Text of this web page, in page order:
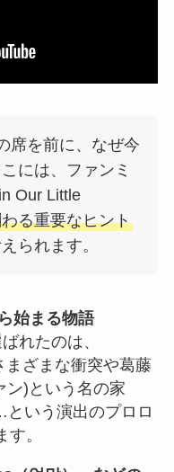
席を前に、なぜ今
には、ファンミ
Our Little
る重要なヒント
られます。
始まる物語
れたのは、
まざまな衝突や葛藤
ン)という名の家
いう演出のプロロ
。